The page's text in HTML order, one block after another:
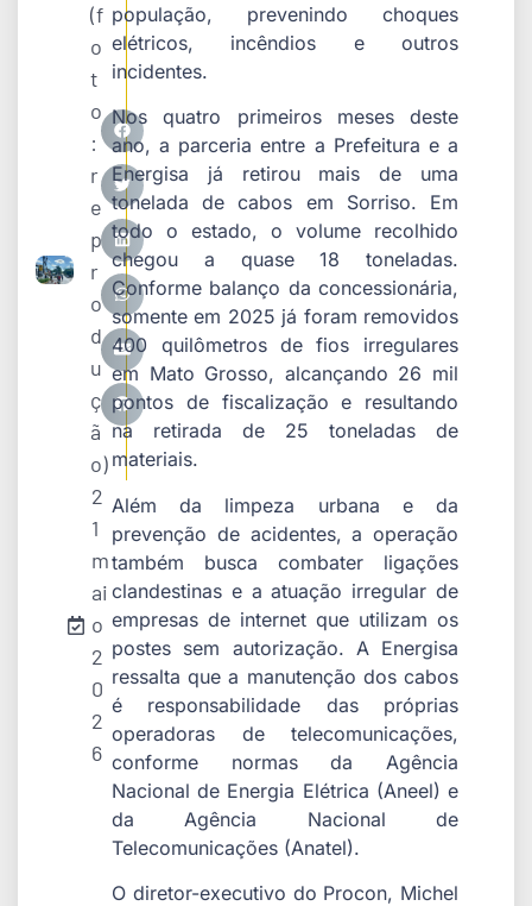
(f
o
t
o
:
r
e
p
r
o
d
u
ç
ã
o)
2
1
m
ai
o
2
0
2
6
população, prevenindo choques
elétricos, incêndios e outros
incidentes.
Nos quatro primeiros meses deste
ano, a parceria entre a Prefeitura e a
Energisa já retirou mais de uma
tonelada de cabos em Sorriso. Em
todo o estado, o volume recolhido
chegou a quase 18 toneladas.
Conforme balanço da concessionária,
somente em 2025 já foram removidos
400 quilômetros de fios irregulares
em Mato Grosso, alcançando 26 mil
pontos de fiscalização e resultando
na retirada de 25 toneladas de
materiais.
Além da limpeza urbana e da
prevenção de acidentes, a operação
também busca combater ligações
clandestinas e a atuação irregular de
empresas de internet que utilizam os
postes sem autorização. A Energisa
ressalta que a manutenção dos cabos
é responsabilidade das próprias
operadoras de telecomunicações,
conforme normas da Agência
Nacional de Energia Elétrica (Aneel) e
da Agência Nacional de
Telecomunicações (Anatel).
O diretor-executivo do Procon, Michel